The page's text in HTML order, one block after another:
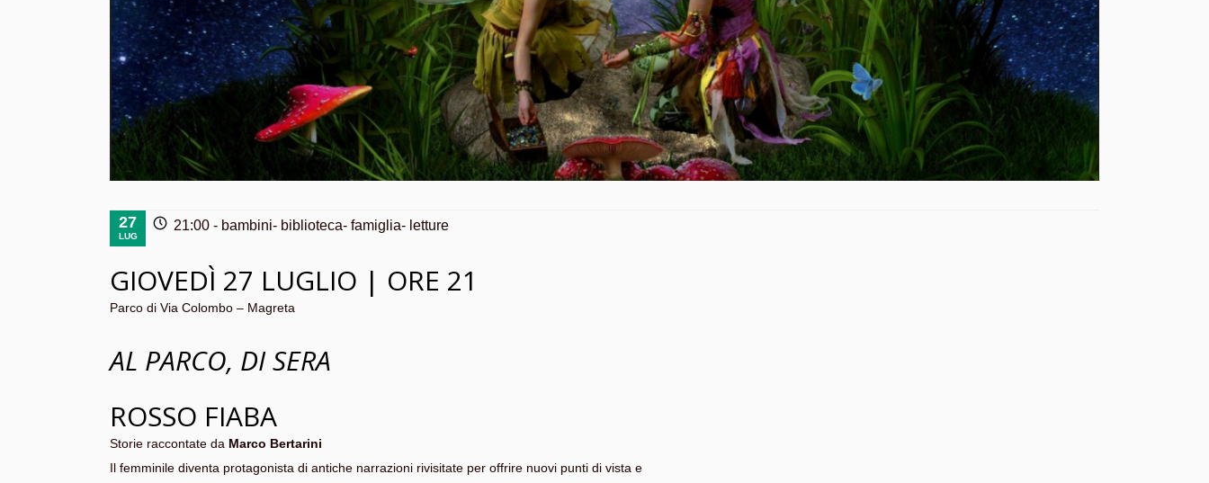
27
LUG
21:00 - bambini- biblioteca- famiglia- letture
GIOVEDÌ 27 LUGLIO | ORE 21
Parco di Via Colombo – Magreta
AL PARCO, DI SERA
ROSSO FIABA
Storie raccontate da Marco Bertarini
Il femminile diventa protagonista di antiche narrazioni rivisitate per offrire nuovi punti di vista e